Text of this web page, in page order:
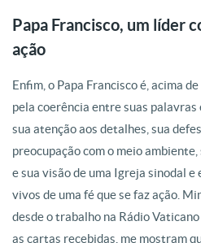
Papa Francisco, um líder
ação
Enfim, o Papa Francisco é, acima
pela coerência entre suas palavras
sua atenção aos detalhes, sua
preocupação com o meio
e sua visão de uma Igreja sinodal e
vivos de uma fé que se faz ação.
desde o trabalho na Rádio
as cartas recebidas, me mostram